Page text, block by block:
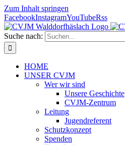
Zum Inhalt springen
FacebookInstagramYouTubeRss
Suche nach:
HOME
UNSER CVJM
Wer wir sind
Unsere Geschichte
CVJM-Zentrum
Leitung
Jugendreferent
Schutzkonzept
Spenden